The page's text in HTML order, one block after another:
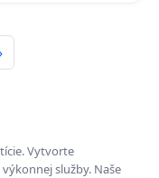
Vytvorte
služby. Naše